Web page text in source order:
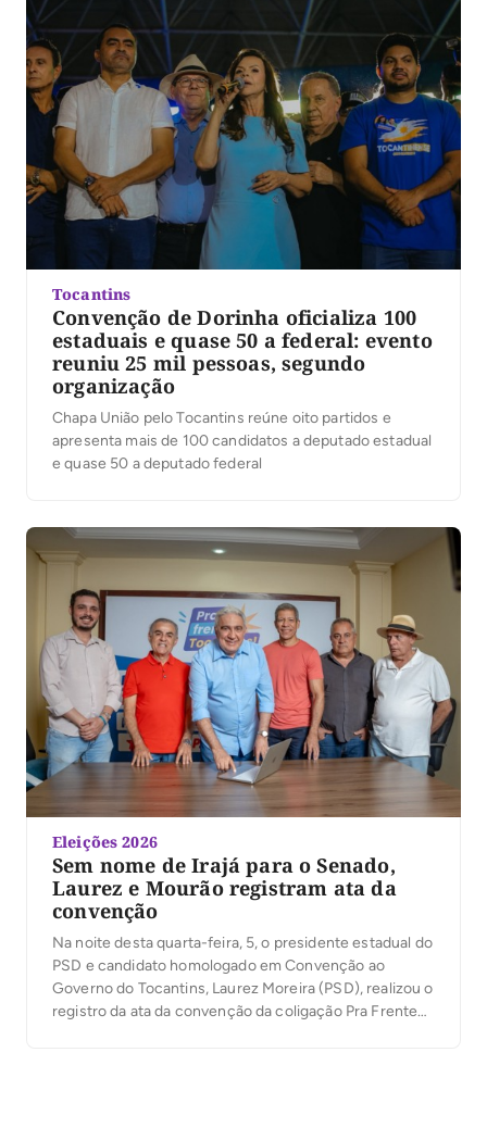
Tocantins
Convenção de Dorinha oficializa 100
estaduais e quase 50 a federal: evento
reuniu 25 mil pessoas, segundo
organização
Chapa União pelo Tocantins reúne oito partidos e
apresenta mais de 100 candidatos a deputado estadual
e quase 50 a deputado federal
Eleições 2026
Sem nome de Irajá para o Senado,
Laurez e Mourão registram ata da
convenção
Na noite desta quarta-feira, 5, o presidente estadual do
PSD e candidato homologado em Convenção ao
Governo do Tocantins, Laurez Moreira (PSD), realizou o
registro da ata da convenção da coligação Pra Frente